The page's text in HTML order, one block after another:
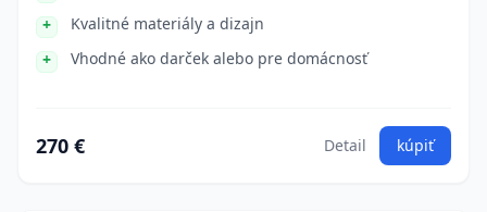
Kvalitné materiály a dizajn
Vhodné ako darček alebo pre domácnosť
270 € Detail kúpiť